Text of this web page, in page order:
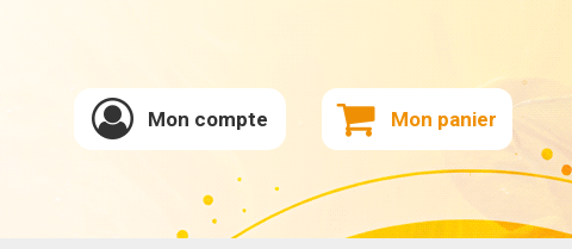
Mon compte Mon panier